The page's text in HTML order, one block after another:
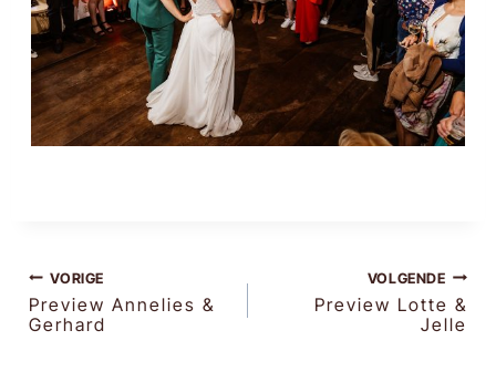
BERICHT
NAVIGATIE
VORIGE
Preview Annelies &
Gerhard
VOLGENDE
Preview Lotte &
Jelle